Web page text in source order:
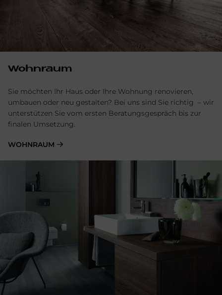
Wohnraum
Sie möchten Ihr Haus oder Ihre Wohnung renovieren,
umbauen oder neu gestalten? Bei uns sind Sie richtig – wir
unterstützen Sie vom ersten Beratungsgespräch bis zur
finalen Umsetzung.
WOHNRAUM